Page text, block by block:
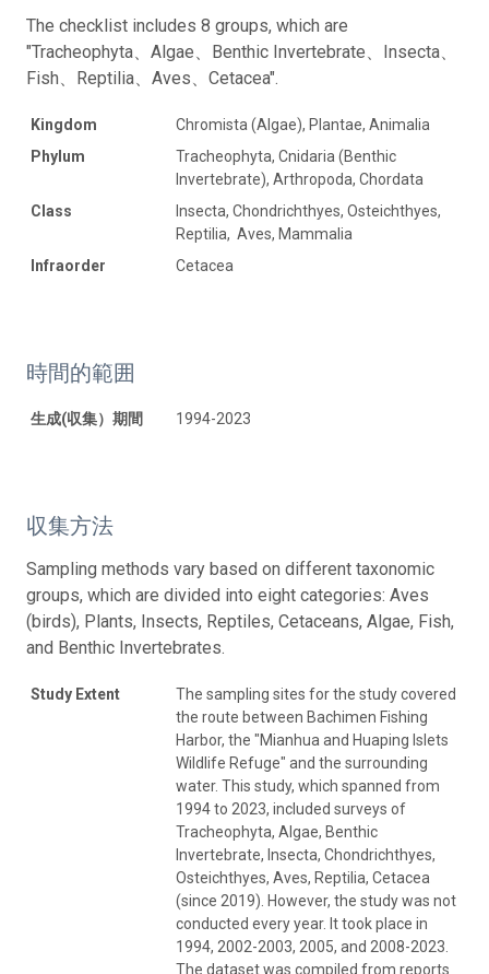
The checklist includes 8 groups, which are
"Tracheophyta、Algae、Benthic Invertebrate、Insecta、
Fish、Reptilia、Aves、Cetacea".
Kingdom
Chromista (Algae), Plantae, Animalia
Phylum
Tracheophyta, Cnidaria (Benthic
Invertebrate), Arthropoda, Chordata
Class
Insecta, Chondrichthyes, Osteichthyes,
Reptilia, Aves, Mammalia
Infraorder
Cetacea
時間的範囲
生成(収集）期間 1994-2023
収集方法
Sampling methods vary based on different taxonomic
groups, which are divided into eight categories: Aves
(birds), Plants, Insects, Reptiles, Cetaceans, Algae, Fish,
and Benthic Invertebrates.
Study Extent
The sampling sites for the study covered
the route between Bachimen Fishing
Harbor, the "Mianhua and Huaping Islets
Wildlife Refuge" and the surrounding
water. This study, which spanned from
1994 to 2023, included surveys of
Tracheophyta, Algae, Benthic
Invertebrate, Insecta, Chondrichthyes,
Osteichthyes, Aves, Reptilia, Cetacea
(since 2019). However, the study was not
conducted every year. It took place in
1994, 2002-2003, 2005, and 2008-2023.
The dataset was compiled from reports